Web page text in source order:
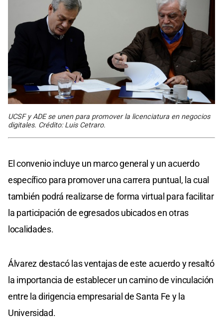
UCSF y ADE se unen para promover la licenciatura en negocios
digitales. Crédito: Luis Cetraro.
El convenio incluye un marco general y un acuerdo
específico para promover una carrera puntual, la cual
también podrá realizarse de forma virtual para facilitar
la participación de egresados ubicados en otras
localidades.
Álvarez destacó las ventajas de este acuerdo y resaltó
la importancia de establecer un camino de vinculación
entre la dirigencia empresarial de Santa Fe y la
Universidad.